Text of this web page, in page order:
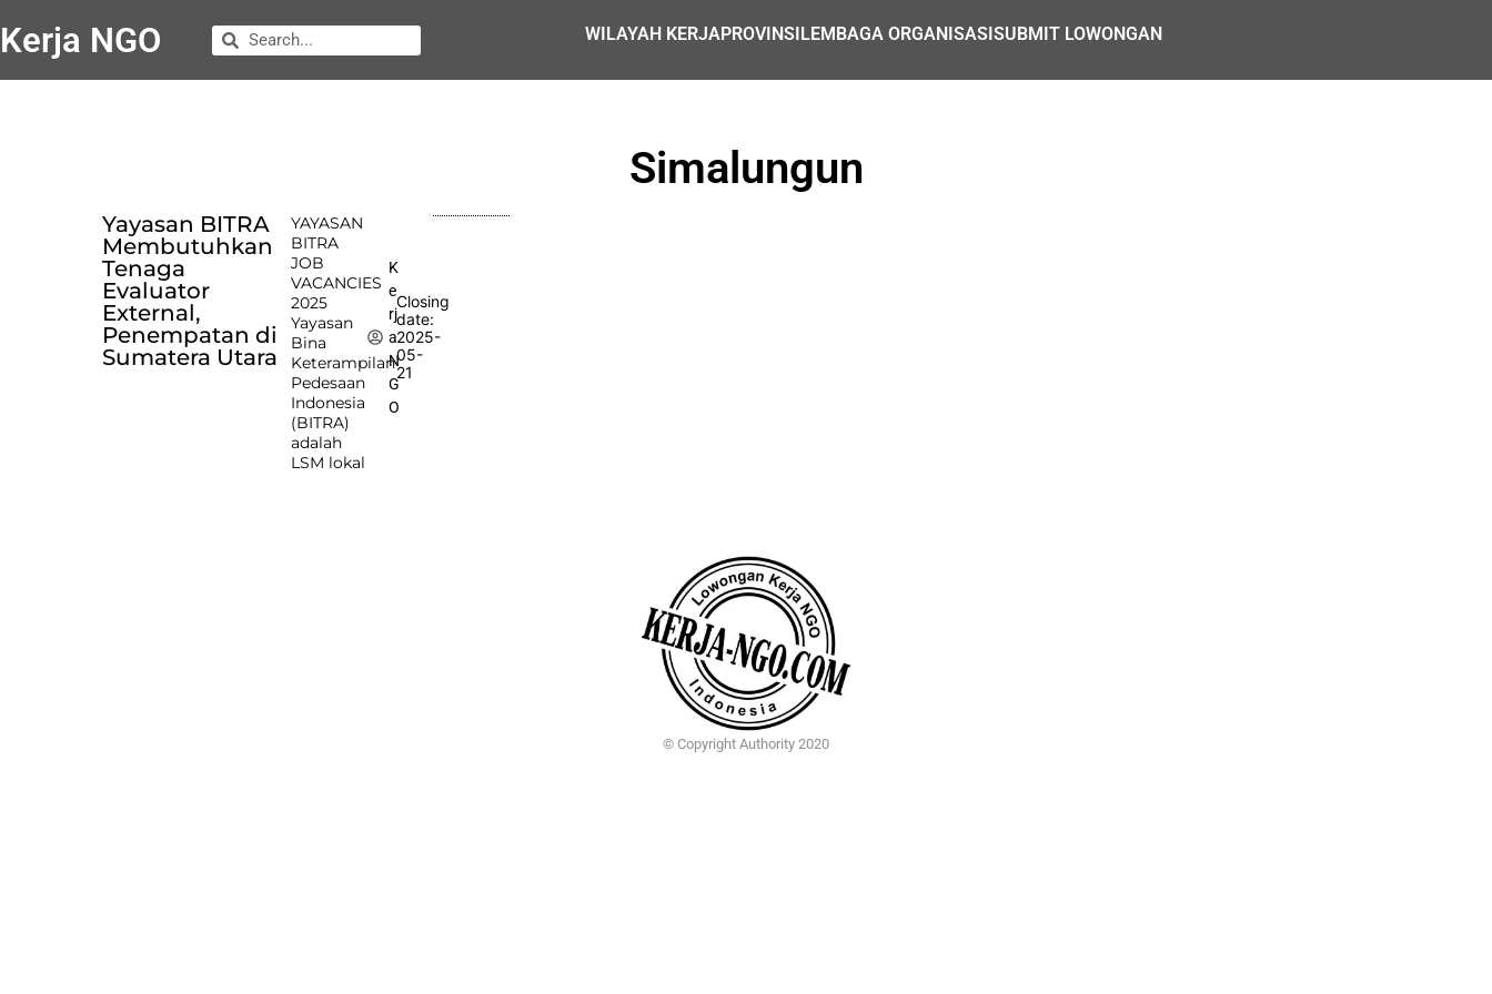
Kerja NGO WILAYAH KERJAPROVINSILEMBAGA ORGANISASISUBMIT LOWONGAN
Simalungun
Yayasan BITRA
Membutuhkan
Tenaga
Evaluator
External,
Penempatan di
Sumatera Utara
YAYASAN
BITRA
JOB
VACANCIES
2025
Yayasan
Bina
Keterampilan
Pedesaan
Indonesia
(BITRA)
adalah
LSM lokal
K
e
rj
a
N
G
O
Closing
date:
2025-
05-
21
© Copyright Authority 2020